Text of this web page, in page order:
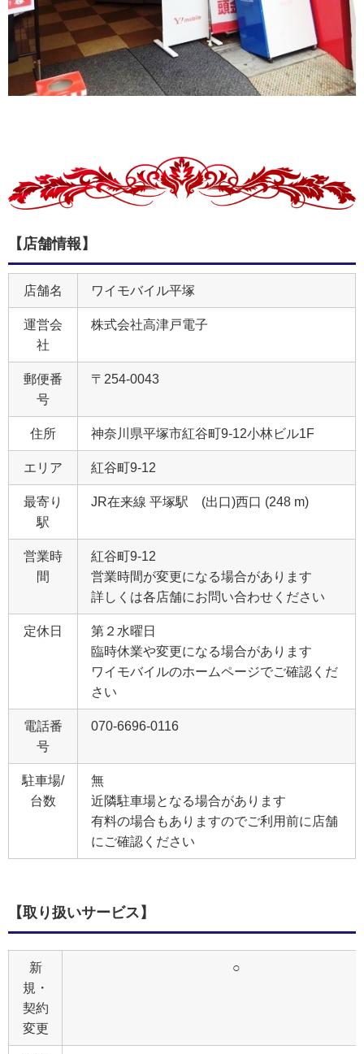
【店舗情報】
店舗名 ワイモバイル平塚
運営会
社
株式会社高津戸電子
郵便番
号
〒254-0043
住所 神奈川県平塚市紅谷町9‐12小林ビル1F
エリア 紅谷町9‐12
最寄り
駅
JR在来線 平塚駅 (出口)西口 (248 m)
営業時
間
紅谷町9‐12
営業時間が変更になる場合があります
詳しくは各店舗にお問い合わせください
定休日
第２水曜日
臨時休業や変更になる場合があります
ワイモバイルのホームページでご確認くだ
さい
電話番
号
070-6696-0116
駐車場/
台数
無
近隣駐車場となる場合があります
有料の場合もありますのでご利用前に店舗
にご確認ください
【取り扱いサービス】
新
規・
契約
変更
○